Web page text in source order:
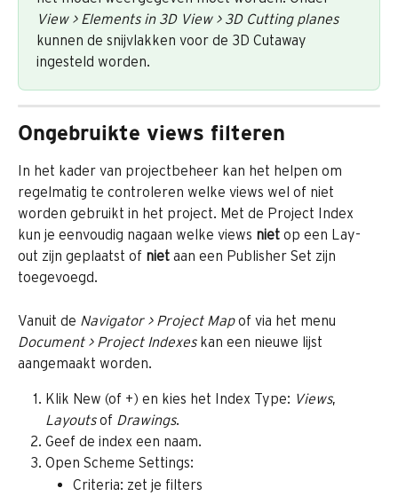
View > Elements in 3D View > 3D Cutting planes
kunnen de snijvlakken voor de 3D Cutaway
ingesteld worden.
Ongebruikte views filteren
In het kader van projectbeheer kan het helpen om
regelmatig te controleren welke views wel of niet
worden gebruikt in het project. Met de Project Index
kun je eenvoudig nagaan welke views niet op een Lay-
out zijn geplaatst of niet aan een Publisher Set zijn
toegevoegd.
Vanuit de Navigator > Project Map of via het menu
Document > Project Indexes kan een nieuwe lijst
aangemaakt worden.
Klik New (of +) en kies het Index Type: Views,
Layouts of Drawings.
Geef de index een naam.
Open Scheme Settings:
Criteria: zet je filters